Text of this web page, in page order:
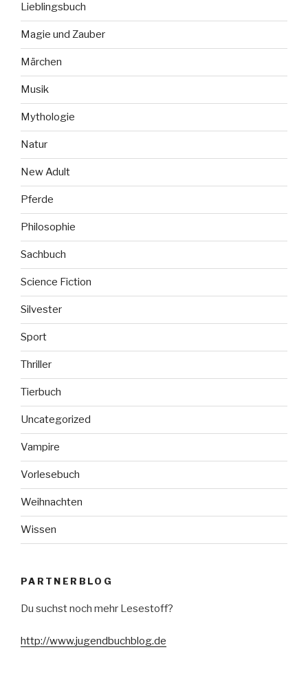
Lieblingsbuch
Magie und Zauber
Märchen
Musik
Mythologie
Natur
New Adult
Pferde
Philosophie
Sachbuch
Science Fiction
Silvester
Sport
Thriller
Tierbuch
Uncategorized
Vampire
Vorlesebuch
Weihnachten
Wissen
PARTNERBLOG
Du suchst noch mehr Lesestoff?
http://www.jugendbuchblog.de